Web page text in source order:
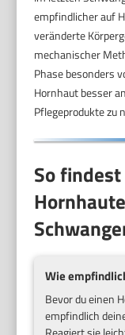
empfindlicher auf
veränderte
mechanischer
Phase besonders
Hornhaut besser
Pflegeprodukte zu
So
Wie
Bevor du einen
empfindlich